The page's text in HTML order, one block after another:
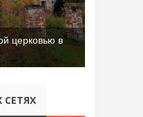
церковью в